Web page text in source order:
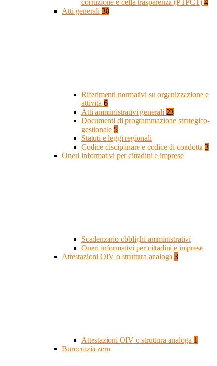
corruzione e della trasparenza (PTPCT) 4
Atti generali 38
Riferimenti normativi su organizzazione e
attività 6
Atti amministrativi generali 23
Documenti di programmazione strategico-
gestionale 5
Statuti e leggi regionali
Codice disciplinare e codice di condotta 3
Oneri informativi per cittadini e imprese
Scadenzario obblighi amministrativi
Oneri informativi per cittadini e imprese
Attestazioni OIV o struttura analoga 3
Attestazioni OIV o struttura analoga 1
Burocrazia zero